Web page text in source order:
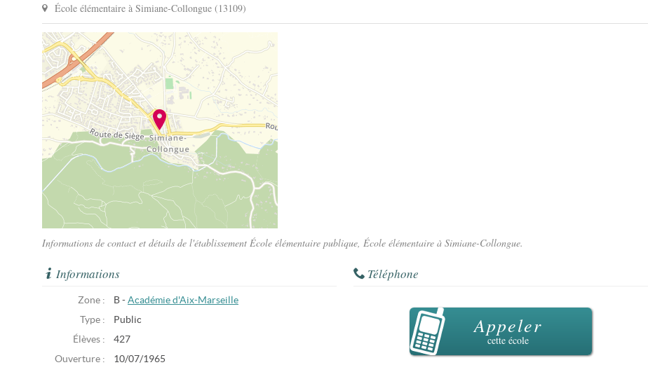
École élémentaire à Simiane-Collongue (13109)
Informations de contact et détails de l'établissement École élémentaire publique, École élémentaire à Simiane-Collongue.
Informations
Zone : B - Académie d'Aix-Marseille
Type :
Public
Élèves :
427
Ouverture :
10/07/1965
Téléphone
Appeler
cette école